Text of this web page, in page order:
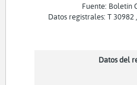
Fuente: Boletín
Datos registrales: T 30982
Datos del